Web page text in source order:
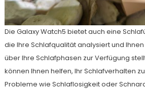
Die Galaxy Watch5 bietet auch eine
die Ihre Schlafqualität analysiert und
über Ihre Schlafphasen zur Verfügung
können Ihnen helfen, Ihr Schlafverhalten
Probleme wie Schlaflosigkeit oder